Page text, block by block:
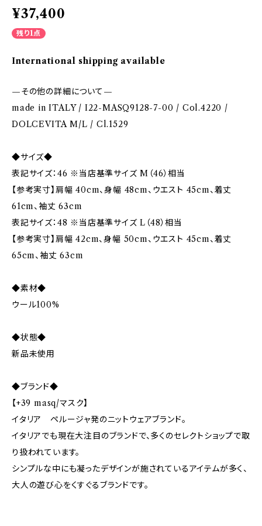
¥37,400
残り1点
International shipping available
—その他の詳細について—
made in ITALY / I22-MASQ9128-7-00 / Col.4220 /
DOLCEVITA M/L / Cl.1529
◆サイズ◆
表記サイズ：46 ※当店基準サイズ M（46）相当
【参考実寸】肩幅 40cm、身幅 48cm、ウエスト 45cm、着丈
61cm、袖丈 63cm
表記サイズ：48 ※当店基準サイズ L（48）相当
【参考実寸】肩幅 42cm、身幅 50cm、ウエスト 45cm、着丈
65cm、袖丈 63cm
◆素材◆
ウール100%
◆状態◆
新品未使用
◆ブランド◆
【+39 masq/マスク】
イタリア ペルージャ発のニットウェアブランド。
イタリアでも現在大注目のブランドで、多くのセレクトショップで取
り扱われています。
シンプルな中にも凝ったデザインが施されているアイテムが多く、
大人の遊び心をくすぐるブランドです。